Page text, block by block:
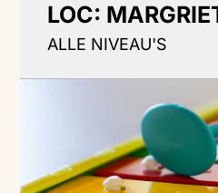
LOC:
ALLE NIVEAU'S